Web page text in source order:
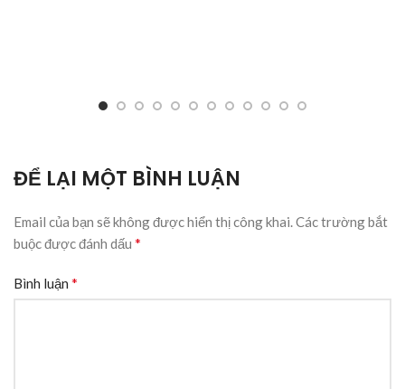
ĐỂ LẠI MỘT BÌNH LUẬN
Email của bạn sẽ không được hiển thị công khai.Các trường bắt
buộc được đánh dấu *
Bình luận *